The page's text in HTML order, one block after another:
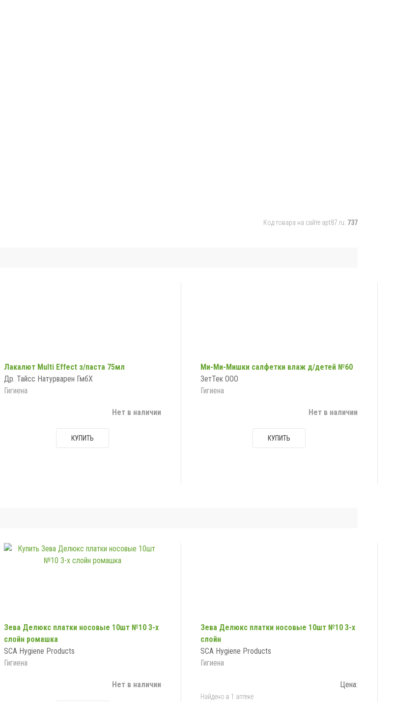
Код товара на сайте apt87.ru: 737
Лакалют Multi Effect з/паста 75мл
Др. Тайсс Натурварен ГмбХ
Гигиена
Нет в наличии
КУПИТЬ
Ми-Ми-Мишки салфетки влаж д/детей №60
ЗетТек ООО
Гигиена
Нет в наличии
КУПИТЬ
Зева Делюкс платки носовые 10шт №10 3-х
слойн ромашка
SCA Hygiene Products
Гигиена
Нет в наличии
Зева Делюкс платки носовые 10шт №10 3-х
слойн
SCA Hygiene Products
Гигиена
Цена:
Найдено в 1 аптеке